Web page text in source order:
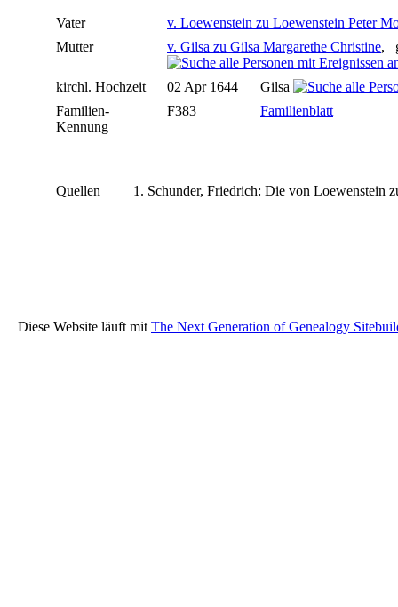
Vater
v. Loewenstein zu Loewenstein Peter
Mutter
v. Gilsa zu Gilsa Margarethe Christine,
kirchl. Hochzeit 02 Apr 1644
Gilsa
Familien-
Kennung
F383 Familienblatt
Quellen Schunder, Friedrich: Die von Loewenstein
Diese Website läuft mit The Next Generation of Genealogy